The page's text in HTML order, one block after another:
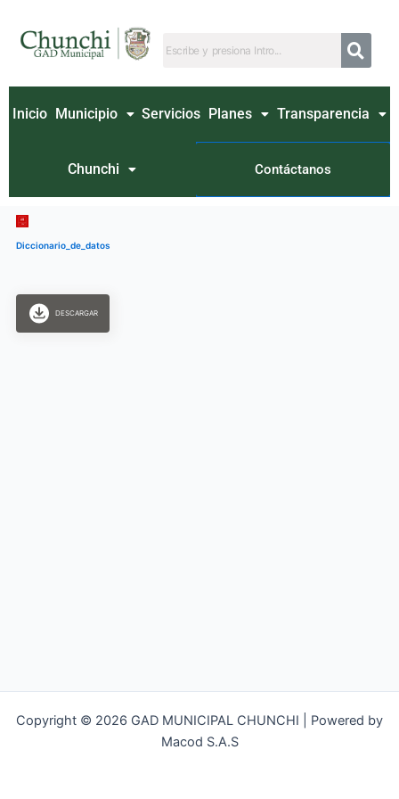
contenido
Inicio Municipio Servicios Planes Transparencia
Chunchi Contáctanos
Diccionario_de_datos
DESCARGAR
Copyright © 2026 GAD MUNICIPAL CHUNCHI | Powered by
Macod S.A.S